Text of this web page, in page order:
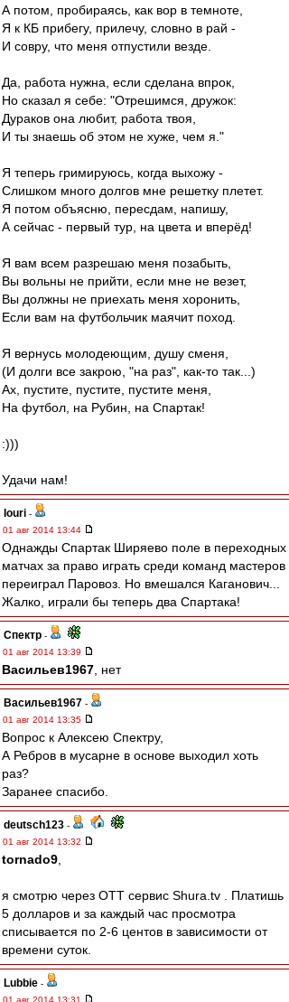
А потом, пробираясь, как вор в темноте,
Я к КБ прибегу, прилечу, словно в рай -
И совру, что меня отпустили везде.
Да, работа нужна, если сделана впрок,
Но сказал я себе: "Отрешимся, дружок:
Дураков она любит, работа твоя,
И ты знаешь об этом не хуже, чем я."
Я теперь гримируюсь, когда выхожу -
Слишком много долгов мне решетку плетет.
Я потом объясню, пересдам, напишу,
А сейчас - первый тур, на цвета и вперёд!
Я вам всем разрешаю меня позабыть,
Вы вольны не прийти, если мне не везет,
Вы должны не приехать меня хоронить,
Если вам на футбольчик маячит поход.
Я вернусь молодеющим, душу сменя,
(И долги все закрою, "на раз", как-то так...)
Ах, пустите, пустите, пустите меня,
На футбол, на Рубин, на Спартак!
:)))
Удачи нам!
Iouri -
01 авг 2014 13:44
Однажды Спартак Ширяево поле в переходных
матчах за право играть среди команд мастеров
переиграл Паровоз. Но вмешался Каганович...
Жалко, играли бы теперь два Спартака!
Спектр -
01 авг 2014 13:39
Васильев1967 , нет
Васильев1967 -
01 авг 2014 13:35
Вопрос к Алексею Спектру,
А Ребров в мусарне в основе выходил хоть
раз?
Заранее спасибо.
deutsch123 -
01 авг 2014 13:32
tornado9
я смотрю через ОТТ сервис Shura.tv . Платишь
5 долларов и за каждый час просмотра
списывается по 2-6 центов в зависимости от
времени суток.
Lubbie -
01 авг 2014 13:31